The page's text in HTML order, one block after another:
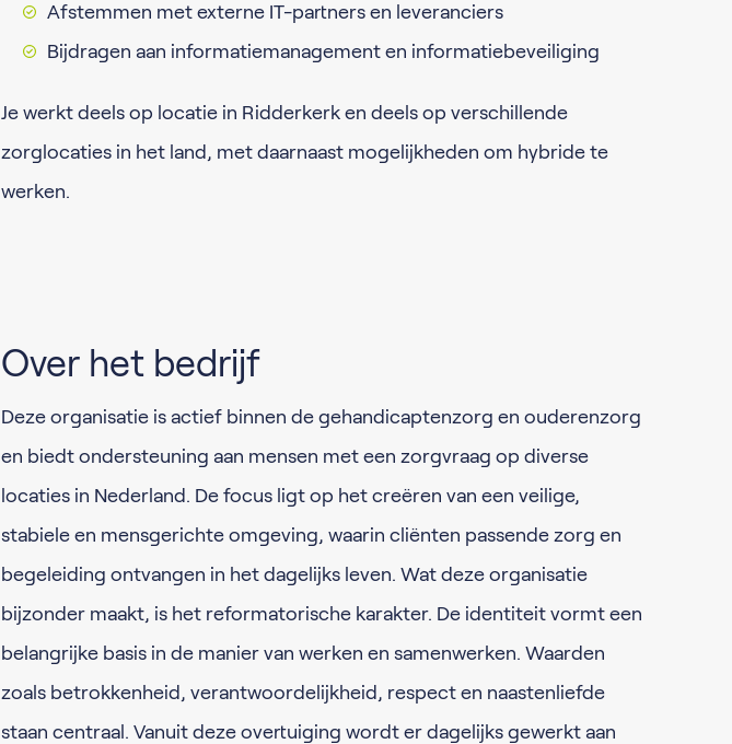
Afstemmen met externe IT-partners en leveranciers
Bijdragen aan informatiemanagement en informatiebeveiliging
Je werkt deels op locatie in Ridderkerk en deels op verschillende
zorglocaties in het land, met daarnaast mogelijkheden om hybride te
werken.
Over het bedrijf
Deze organisatie is actief binnen de gehandicaptenzorg en ouderenzorg
en biedt ondersteuning aan mensen met een zorgvraag op diverse
locaties in Nederland. De focus ligt op het creëren van een veilige,
stabiele en mensgerichte omgeving, waarin cliënten passende zorg en
begeleiding ontvangen in het dagelijks leven. Wat deze organisatie
bijzonder maakt, is het reformatorische karakter. De identiteit vormt een
belangrijke basis in de manier van werken en samenwerken. Waarden
zoals betrokkenheid, verantwoordelijkheid, respect en naastenliefde
staan centraal. Vanuit deze overtuiging wordt er dagelijks gewerkt aan